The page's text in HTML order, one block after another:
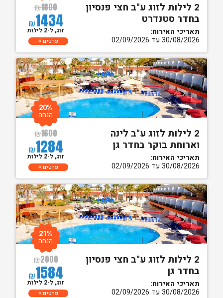
2 לילות לזוג ע"ב חצי פנסיון
בחדר סטנדרט
תאריכי האירוח:
30/08/2026 עד 02/09/2026
₪1800
₪1434
זוג, ל-2 לילות
פרטים
2 לילות לזוג ע"ב לינה
וארוחת בוקר בחדר גן
תאריכי האירוח:
30/08/2026 עד 02/09/2026
₪1600
₪1284
20%
הנחה
זוג, ל-2 לילות
פרטים
2 לילות לזוג ע"ב חצי פנסיון
בחדר גן
תאריכי האירוח:
30/08/2026 עד 02/09/2026
₪2000
₪1584
21%
הנחה
זוג, ל-2 לילות
פרטים